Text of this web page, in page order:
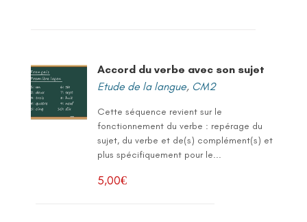
Accord du verbe avec son sujet
Etude de la langue, CM2
Cette séquence revient sur le
fonctionnement du verbe : repérage du
sujet, du verbe et de(s) complément(s) et
plus spécifiquement pour le...
5,00€